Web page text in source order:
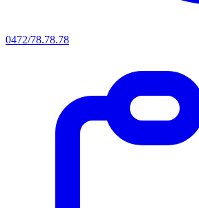
0472/78.78.78